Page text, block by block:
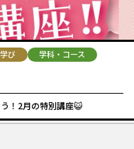
び
学科・コース
！2月の特別講座😺